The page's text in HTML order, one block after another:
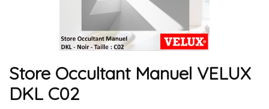
Store Occultant Manuel VELUX
DKL C02